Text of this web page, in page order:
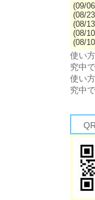
(09/
(08/
(08/
(08/
(08/
使い
究中で
使い
究中で